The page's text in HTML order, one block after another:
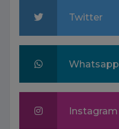
Twitter
Whatsapp
Instagram